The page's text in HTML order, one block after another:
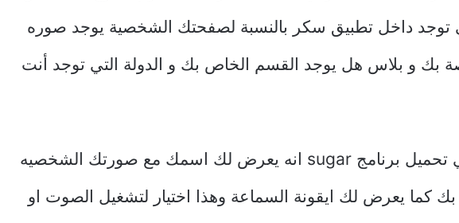
توجد داخل تطبيق سكر بالنسبة لصفحتك الشخصية يوجد صوره
بك و بلاس هل يوجد القسم الخاص بك و الدولة التي توجد أنت
اهم ما يوجد في تحميل برنامج sugar انه يعرض لك اسمك مع صورتك الشخصيه
بك كما يعرض لك ايقونة السماعة وهذا اختيار لتشغيل الصوت او